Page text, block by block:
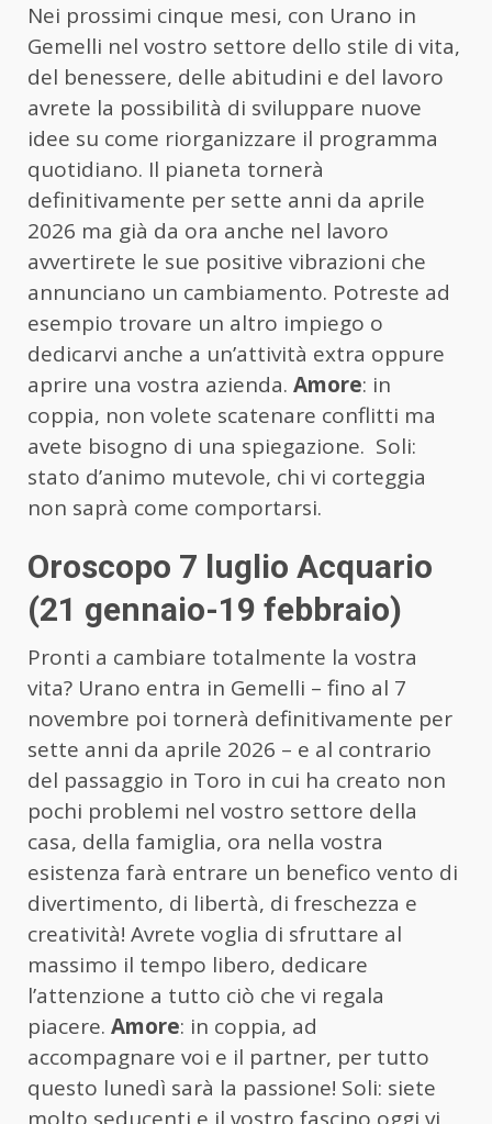
Nei prossimi cinque mesi, con Urano in
Gemelli nel vostro settore dello stile di vita,
del benessere, delle abitudini e del lavoro
avrete la possibilità di sviluppare nuove
idee su come riorganizzare il programma
quotidiano. Il pianeta tornerà
definitivamente per sette anni da aprile
2026 ma già da ora anche nel lavoro
avvertirete le sue positive vibrazioni che
annunciano un cambiamento. Potreste ad
esempio trovare un altro impiego o
dedicarvi anche a un’attività extra oppure
aprire una vostra azienda. Amore: in
coppia, non volete scatenare conflitti ma
avete bisogno di una spiegazione. Soli:
stato d’animo mutevole, chi vi corteggia
non saprà come comportarsi.
Oroscopo 7 luglio Acquario
(21 gennaio-19 febbraio)
Pronti a cambiare totalmente la vostra
vita? Urano entra in Gemelli – fino al 7
novembre poi tornerà definitivamente per
sette anni da aprile 2026 – e al contrario
del passaggio in Toro in cui ha creato non
pochi problemi nel vostro settore della
casa, della famiglia, ora nella vostra
esistenza farà entrare un benefico vento di
divertimento, di libertà, di freschezza e
creatività! Avrete voglia di sfruttare al
massimo il tempo libero, dedicare
l’attenzione a tutto ciò che vi regala
piacere. Amore: in coppia, ad
accompagnare voi e il partner, per tutto
questo lunedì sarà la passione! Soli: siete